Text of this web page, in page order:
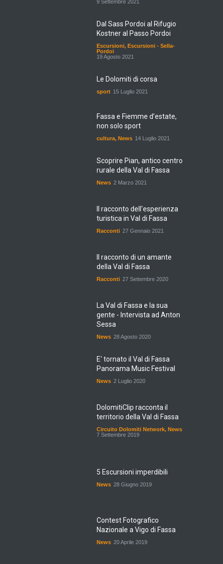
9 Settembre 2021
Dal Sass Pordoi al Rifugio
Kostner al Passo Pordoi
Escursioni, Escursioni - Sella-
Pordoi
19 Agosto 2021
Le Dolomiti di corsa
sport 15 Luglio 2021
Fassa e Fiemme d’estate,
non solo sport
cultura, News 14 Luglio 2021
Scoprire Pian, antico centro
rurale della Val di Fassa
News 2 Marzo 2021
Il racconto dell'esperienza
turistica in Val di Fassa
Racconti 27 Gennaio 2021
Il racconto di un amante
della Val di Fassa
Racconti 27 Settembre 2020
La Val di Fassa e la sua
gente - Intervista ad Anton
Sessa
News 28 Agosto 2020
E' tornato il Val di Fassa
Panorama Music Festival
News 2 Luglio 2020
DolomitiClip racconta il
territorio della Val di Fassa
Circuito Dolomiti Network, News
7 Settembre 2019
5 Escursioni imperdibili
News 28 Giugno 2019
Contest Fotografico
Nazionale a Vigo di Fassa
News 20 Aprile 2019